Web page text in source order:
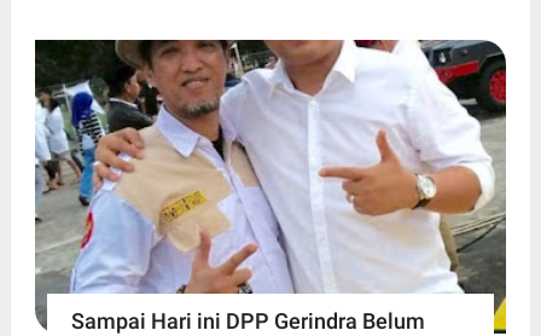
Sampai Hari ini DPP Gerindra Belum